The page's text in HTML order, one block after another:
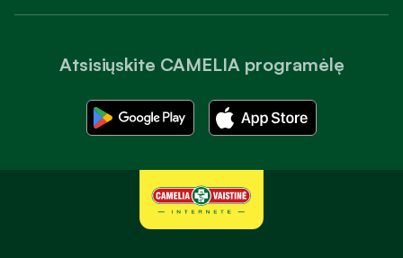
Atsisiųskite CAMELIA programėlę